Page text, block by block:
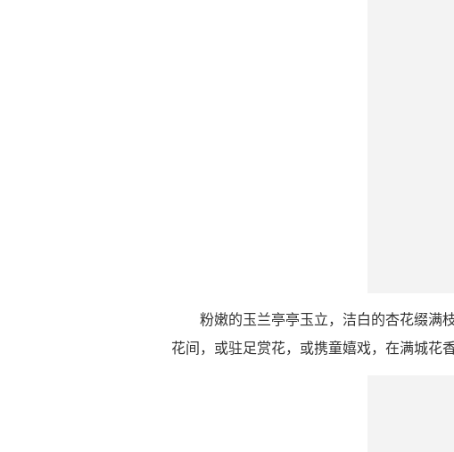
粉嫩的玉兰亭亭玉立，洁白的杏花缀满
花间，或驻足赏花，或携童嬉戏，在满城花